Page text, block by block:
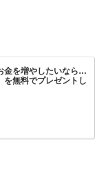
金を増やしたいなら…
を無料でプレゼントし